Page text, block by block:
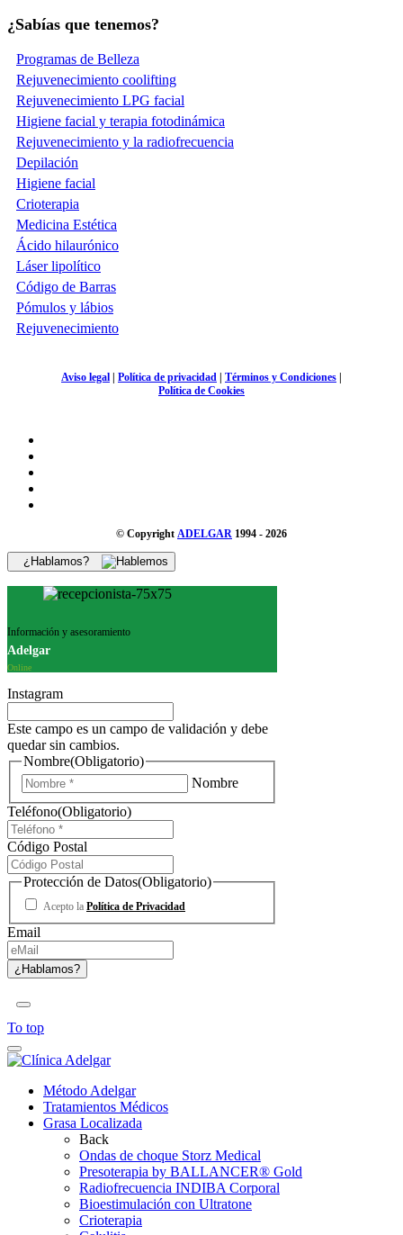
¿Sabías que tenemos?
Programas de Belleza
Rejuvenecimiento coolifting
Rejuvenecimiento LPG facial
Higiene facial y terapia fotodinámica
Rejuvenecimiento y la radiofrecuencia
Depilación
Higiene facial
Crioterapia
Medicina Estética
Ácido hilaurónico
Láser lipolítico
Código de Barras
Pómulos y lábios
Rejuvenecimiento
Aviso legal | Política de privacidad | Términos y Condiciones |
Política de Cookies
© Copyright ADELGAR 1994 - 2026
¿Hablamos?
Información y asesoramiento
Adelgar
Online
Instagram
Este campo es un campo de validación y debe
quedar sin cambios.
Nombre(Obligatorio)
Nombre
Teléfono(Obligatorio)
Código Postal
Protección de Datos(Obligatorio)
Acepto la Política de Privacidad
Email
To top
Método Adelgar
Tratamientos Médicos
Grasa Localizada
Back
Ondas de choque Storz Medical
Presoterapia by BALLANCER® Gold
Radiofrecuencia INDIBA Corporal
Bioestimulación con Ultratone
Crioterapia